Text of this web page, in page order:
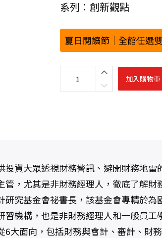
系列：創新觀點
夏日閱讀節｜全館任選
財
滸
加入購物車
投資大眾透視財務警訊、避開財務地
管，尤其是非財務經理人，徹底了解
研究基金會祕書長，該基金會專精於
習機構，也是非財務經理人和一般員
6大面向，包括財務與會計、審計、財